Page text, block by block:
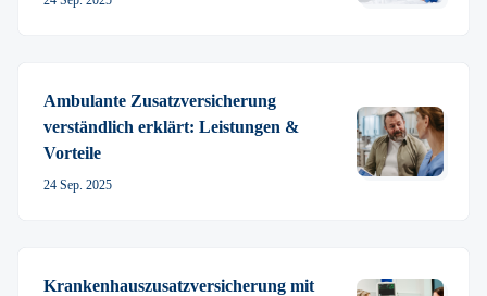
Ambulante Zusatz­­­­­versicherung
verständlich erklärt: Leistungen &
Vorteile
24 Sep. 2025
Krankenhauszusatz­versicherung mit